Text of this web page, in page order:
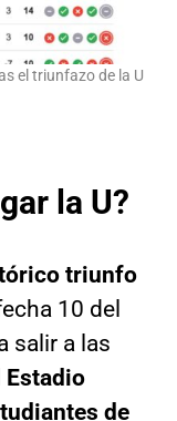
el triunfazo de la U
la U?
triunfo
10 del
salir a las
Estadio
de